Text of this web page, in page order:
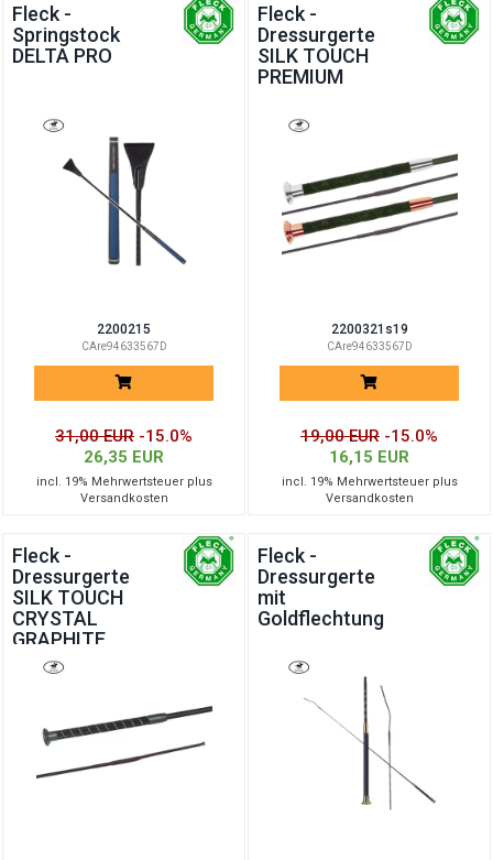
Fleck -
Springstock
DELTA PRO
2200215
CAre94633567D
31,00 EUR -15.0%
26,35 EUR
incl. 19% Mehrwertsteuer plus
Versandkosten
Fleck -
Dressurgerte
SILK TOUCH
PREMIUM
2200321s19
CAre94633567D
19,00 EUR -15.0%
16,15 EUR
incl. 19% Mehrwertsteuer plus
Versandkosten
Fleck -
Dressurgerte
SILK TOUCH
CRYSTAL
GRAPHITE
Fleck -
Dressurgerte
mit
Goldflechtung